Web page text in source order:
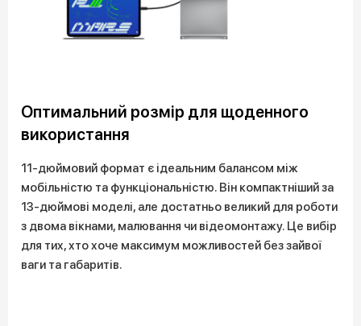
Оптимальний розмір для щоденного
використання
11-дюймовий формат є ідеальним балансом між
мобільністю та функціональністю. Він компактніший за
13-дюймові моделі, але достатньо великий для роботи
з двома вікнами, малювання чи відеомонтажу. Це вибір
для тих, хто хоче максимум можливостей без зайвої
ваги та габаритів.